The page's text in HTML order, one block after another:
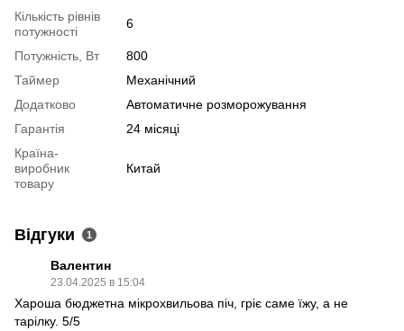
Кількість рівнів
потужності
6
Потужність, Вт
800
Таймер
Механічний
Додатково
Автоматичне розморожування
Гарантія
24 місяці
Країна-
виробник
товару
Китай
Відгуки 1
Валентин
23.04.2025 в 15:04
Хароша бюджетна мікрохвильова піч, гріє саме їжу, а не
тарілку. 5/5